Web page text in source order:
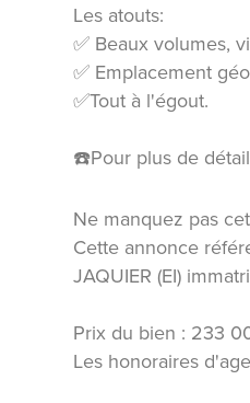
Les atouts:
✅ Beaux volumes,
✅ Emplacement
✅Tout à l'égout.
☎️Pour plus de
Ne manquez pas
Cette annonce
JAQUIER (EI)
Prix du bien : 233
Les honoraires